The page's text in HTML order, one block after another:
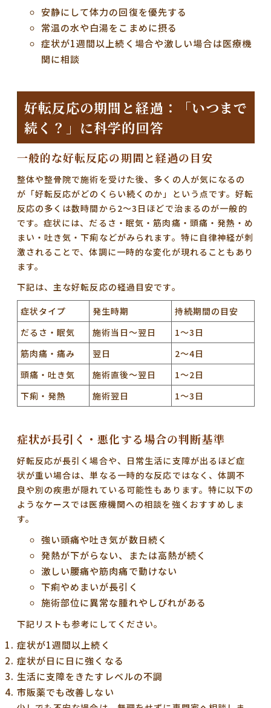
安静にして体力の回復を優先する
常温の水や白湯をこまめに摂る
症状が1週間以上続く場合や激しい場合は医療機
関に相談
好転反応の期間と経過：「いつまで
続く？」に科学的回答
一般的な好転反応の期間と経過の目安
整体や整骨院で施術を受けた後、多くの人が気になるの
が「好転反応がどのくらい続くのか」という点です。好転
反応の多くは数時間から2〜3日 ほどで治まるのが一般的
です。症状には、だるさ・眠気・筋肉痛・頭痛・発熱・め
まい・吐き気・下痢などがみられます。特に自律神経が刺
激されることで、体調に一時的な変化が現れることもあり
ます。
下記は、主な好転反応の経過目安です。
症状タイプ
発生時期
持続期間の目安
だるさ・眠気
施術当日〜翌日
1〜3日
筋肉痛・痛み
翌日
2〜4日
頭痛・吐き気
施術直後〜翌日
1〜2日
下痢・発熱
施術翌日 1〜3日
症状が長引く・悪化する場合の判断基準
好転反応が長引く場合や、日常生活に支障が出るほど症
状が重い場合は、単なる一時的な反応ではなく、体調不
良や別の疾患が隠れている可能性もあります。特に以下の
ようなケースでは医療機関への相談を強くおすすめしま
す。
強い頭痛や吐き気が数日続く
発熱が下がらない、または高熱が続く
激しい腰痛や筋肉痛で動けない
下痢やめまいが長引く
施術部位に異常な腫れやしびれがある
下記リストも参考にしてください。
症状が1週間以上続く
症状が日に日に強くなる
生活に支障をきたすレベルの不調
市販薬でも改善しない